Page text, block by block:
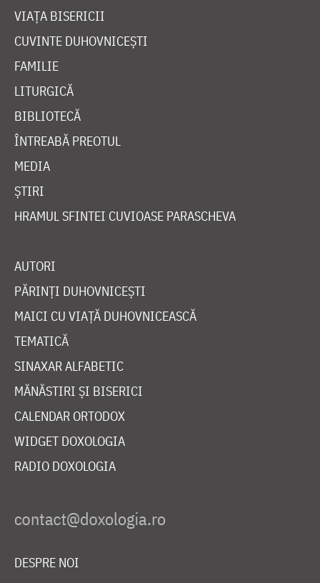
VIAȚA BISERICII
CUVINTE DUHOVNICEȘTI
FAMILIE
LITURGICĂ
BIBLIOTECĂ
ÎNTREABĂ PREOTUL
MEDIA
ȘTIRI
HRAMUL SFINTEI CUVIOASE PARASCHEVA
AUTORI
PĂRINȚI DUHOVNICEȘTI
MAICI CU VIAȚĂ DUHOVNICEASCĂ
TEMATICĂ
SINAXAR ALFABETIC
MĂNĂSTIRI ȘI BISERICI
CALENDAR ORTODOX
WIDGET DOXOLOGIA
RADIO DOXOLOGIA
DESPRE NOI